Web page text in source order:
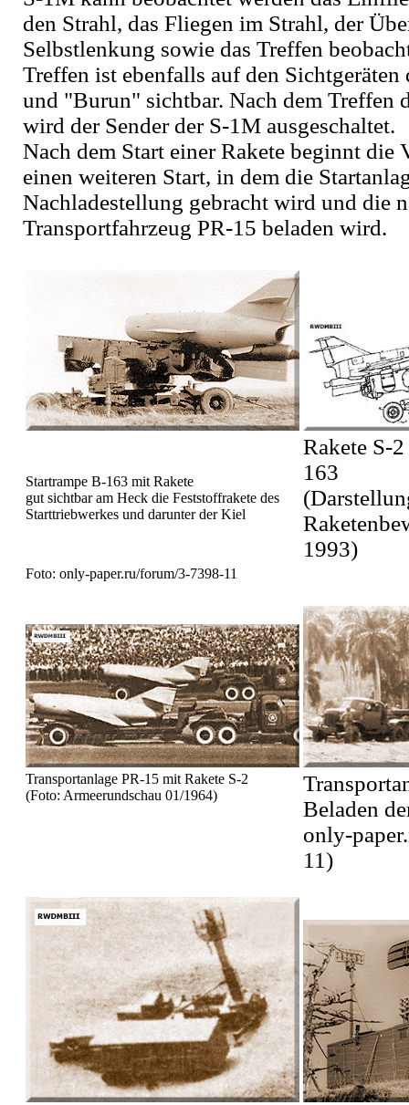
den Strahl, das Fliegen im Strahl, der
Selbstlenkung sowie das Treffen
Treffen ist ebenfalls auf den
und "Burun" sichtbar. Nach dem Treffen
wird der Sender der S-1M ausgeschaltet.
Nach dem Start einer Rakete beginnt die
einen weiteren Start, in dem die
Nachladestellung gebracht wird und die
Transportfahrzeug PR-15 beladen wird.
Startrampe B-163 mit Rakete
gut sichtbar am Heck die Feststoffrakete des
Starttriebwerkes und darunter der Kiel
Rakete S-
163
1993)
Foto: only-paper.ru/forum/3-7398-11
Transportanlage PR-15 mit Rakete S-2
(Foto: Armeerundschau 01/1964)
Beladen
only-
11)